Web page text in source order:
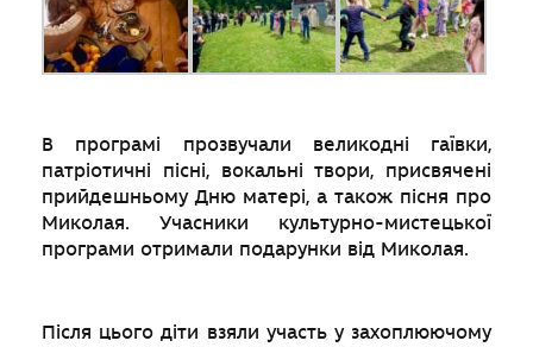
В програмі прозвучали великодні гаївки,
патріотичні пісні, вокальні твори, присвячені
прийдешньому Дню матері, а також пісня про
Миколая. Учасники культурно-мистецької
програми отримали подарунки від Миколая.
Після цього діти взяли участь у захоплюючому